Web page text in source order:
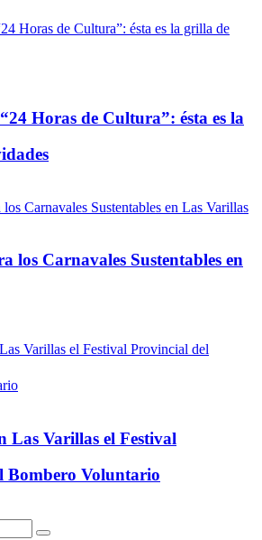
Horas de Cultura”: ésta es la
los Carnavales Sustentables en
Las Varillas el Festival
Bombero Voluntario